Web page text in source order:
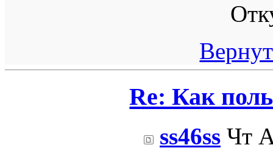
Re: Как
ss46ss Чт